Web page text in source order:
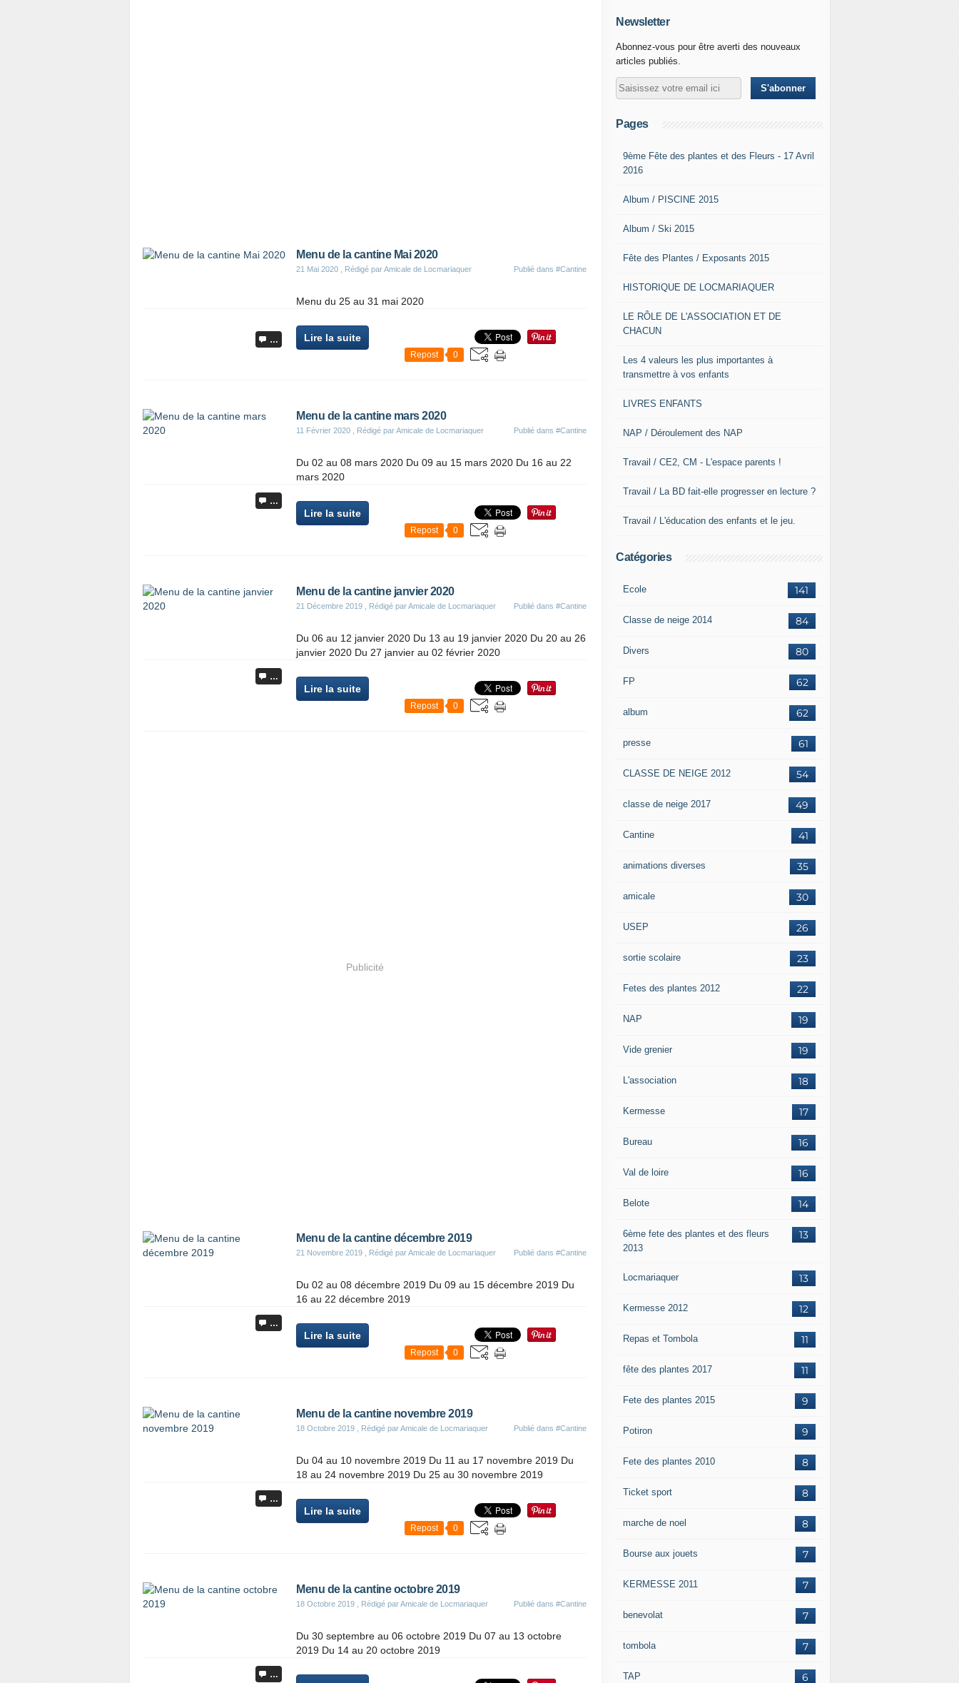
…
Menu de la cantine Mai 2020
21 Mai 2020 , Rédigé par Amicale de Locmariaquer Publié dans #Cantine
Menu du 25 au 31 mai 2020
Lire la suite
Repost 0
…
Menu de la cantine mars 2020
11 Février 2020 , Rédigé par Amicale de Locmariaquer Publié dans #Cantine
Du 02 au 08 mars 2020 Du 09 au 15 mars 2020 Du 16 au 22
mars 2020
Lire la suite
Repost 0
…
Menu de la cantine janvier 2020
21 Décembre 2019 , Rédigé par Amicale de Locmariaquer Publié dans #Cantine
Du 06 au 12 janvier 2020 Du 13 au 19 janvier 2020 Du 20 au 26
janvier 2020 Du 27 janvier au 02 février 2020
Lire la suite
Repost 0
Publicité
…
Menu de la cantine décembre 2019
21 Novembre 2019 , Rédigé par Amicale de Locmariaquer Publié dans #Cantine
Du 02 au 08 décembre 2019 Du 09 au 15 décembre 2019 Du
16 au 22 décembre 2019
Lire la suite
Repost 0
…
Menu de la cantine novembre 2019
18 Octobre 2019 , Rédigé par Amicale de Locmariaquer Publié dans #Cantine
Du 04 au 10 novembre 2019 Du 11 au 17 novembre 2019 Du
18 au 24 novembre 2019 Du 25 au 30 novembre 2019
Lire la suite
Repost 0
…
Menu de la cantine octobre 2019
18 Octobre 2019 , Rédigé par Amicale de Locmariaquer Publié dans #Cantine
Du 30 septembre au 06 octobre 2019 Du 07 au 13 octobre
2019 Du 14 au 20 octobre 2019
Newsletter
Abonnez-vous pour être averti des nouveaux
articles publiés.
Pages
9ème Fête des plantes et des Fleurs - 17 Avril
2016
Album / PISCINE 2015
Album / Ski 2015
Fête des Plantes / Exposants 2015
HISTORIQUE DE LOCMARIAQUER
LE RÔLE DE L'ASSOCIATION ET DE
CHACUN
Les 4 valeurs les plus importantes à
transmettre à vos enfants
LIVRES ENFANTS
NAP / Déroulement des NAP
Travail / CE2, CM - L'espace parents !
Travail / La BD fait-elle progresser en lecture ?
Travail / L'éducation des enfants et le jeu.
Catégories
141
Ecole
84
Classe de neige 2014
80
Divers
62
FP
62
album
61
presse
54
CLASSE DE NEIGE 2012
49
classe de neige 2017
41
Cantine
35
animations diverses
30
amicale
26
USEP
23
sortie scolaire
22
Fetes des plantes 2012
19
NAP
19
Vide grenier
18
L'association
17
Kermesse
16
Bureau
16
Val de loire
14
Belote
13
6ème fete des plantes et des fleurs
2013
13
Locmariaquer
12
Kermesse 2012
11
Repas et Tombola
11
fête des plantes 2017
9
Fete des plantes 2015
9
Potiron
8
Fete des plantes 2010
8
Ticket sport
8
marche de noel
7
Bourse aux jouets
7
KERMESSE 2011
7
benevolat
7
tombola
6
TAP